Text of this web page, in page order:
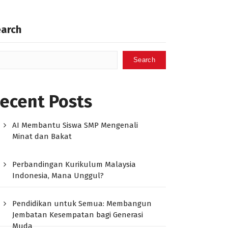
Search
Posts
AI Membantu Siswa SMP Mengenali
Minat dan Bakat
Perbandingan Kurikulum Malaysia
Indonesia, Mana Unggul?
Pendidikan untuk Semua: Membangun
Jembatan Kesempatan bagi Generasi
Muda